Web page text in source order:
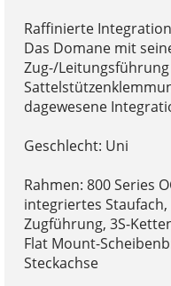
Raffinierte Integration
Das Domane mit
Zug-/
dagewesene
Geschlecht: Uni
Rahmen: 800 Series
integriertes
Zugführung, 3S-
Flat Mount-
Steckachse